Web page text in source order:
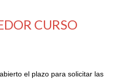
CURSO
el plazo para solicitar las